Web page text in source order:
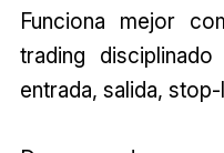
Funciona mejor
trading
entrada, salida,